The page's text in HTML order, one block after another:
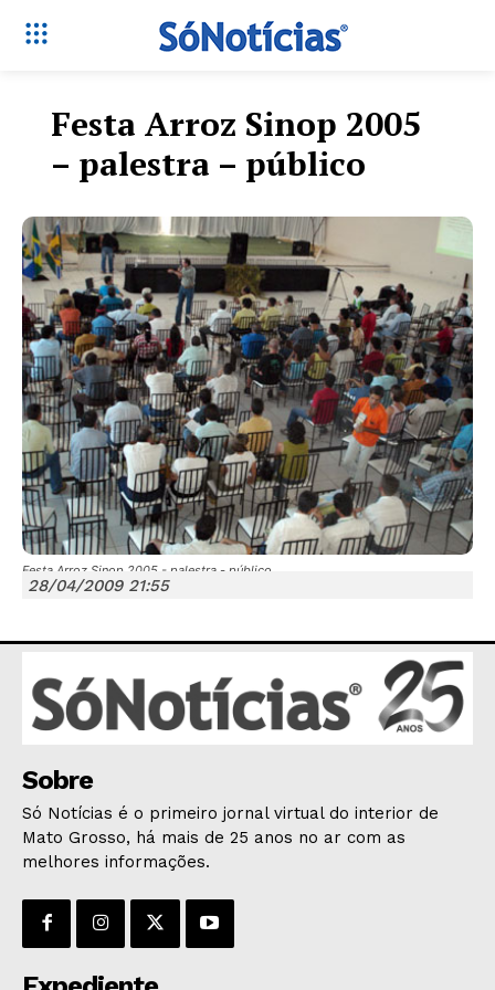
Só Notícias
POLÍCIA
ESPORTES
ECONOMIA
OPINIÃO
Festa Arroz Sinop 2005
– palestra – público
Festa Arroz Sinop 2005 - palestra - público
28/04/2009 21:55
Sobre
Só Notícias é o primeiro jornal virtual do interior de
Mato Grosso, há mais de 25 anos no ar com as
melhores informações.